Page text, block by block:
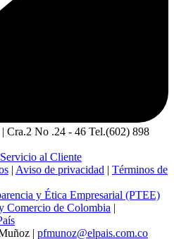
Cra.2 No .24 - 46 Tel.(602) 898
al Cliente
| Aviso de privacidad | Términos de
y Ética Empresarial (PTEE)
Comercio de Colombia |
| pfmunoz@elpais.com.co